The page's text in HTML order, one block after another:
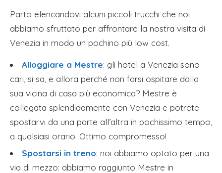
Parto elencandovi alcuni piccoli trucchi che noi
abbiamo sfruttato per affrontare la nostra visita di
Venezia in modo un pochino più low cost.
Alloggiare a Mestre: gli hotel a Venezia sono
cari, si sa, e allora perché non farsi ospitare dalla
sua vicina di casa più economica? Mestre è
collegata splendidamente con Venezia e potrete
spostarvi da una parte all’altra in pochissimo tempo,
a qualsiasi orario. Ottimo compromesso!
Spostarsi in treno: noi abbiamo optato per una
via di mezzo: abbiamo raggiunto Mestre in